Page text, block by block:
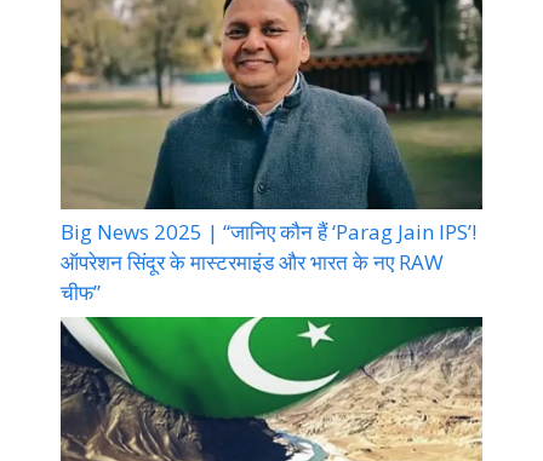
Big News 2025 | “जानिए कौन हैं ‘Parag Jain IPS’!
ऑपरेशन सिंदूर के मास्टरमाइंड और भारत के नए RAW
चीफ”